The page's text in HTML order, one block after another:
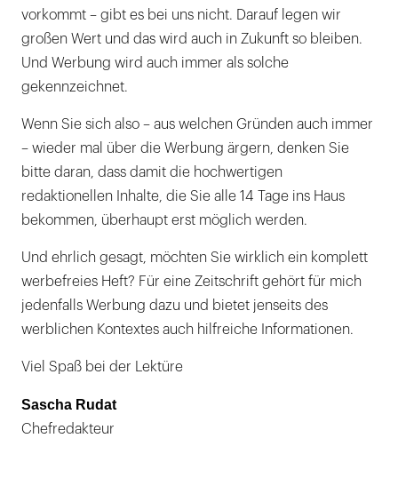
vorkommt – gibt es bei uns nicht. Darauf legen wir
großen Wert und das wird auch in Zukunft so bleiben.
Und Werbung wird auch immer als solche
gekennzeichnet.
Wenn Sie sich also – aus welchen Gründen auch immer
– wieder mal über die Werbung ärgern, denken Sie
bitte daran, dass damit die hochwertigen
redaktionellen Inhalte, die Sie alle 14 Tage ins Haus
bekommen, überhaupt erst möglich werden.
Und ehrlich gesagt, möchten Sie wirklich ein komplett
werbefreies Heft? Für eine Zeitschrift gehört für mich
jedenfalls Werbung dazu und bietet jenseits des
werblichen Kontextes auch hilfreiche Informationen.
Viel Spaß bei der Lektüre
Sascha Rudat
Chefredakteur